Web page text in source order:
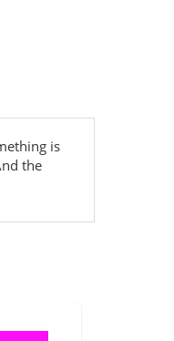
is
the